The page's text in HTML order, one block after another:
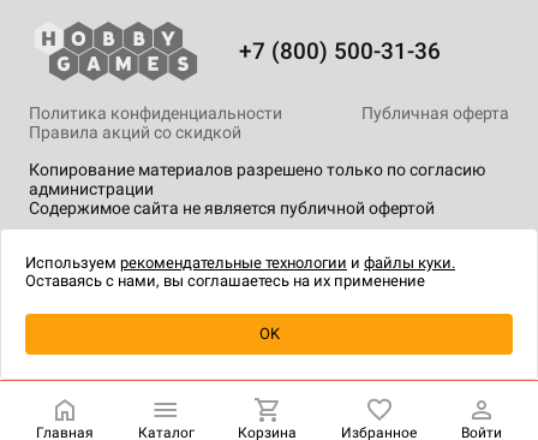
Купить
+7 (800) 500-31-36
Копирование материалов разрешено только по согласию
администрации
Содержимое сайта не является публичной офертой
Политика конфиденциальности
Публичная оферта
Правила акций со скидкой
технологии.
Главная Каталог Корзина Избранное Войти
Используем рекомендательные технологии и файлы куки.
Оставаясь с нами, вы соглашаетесь на их применение
OK